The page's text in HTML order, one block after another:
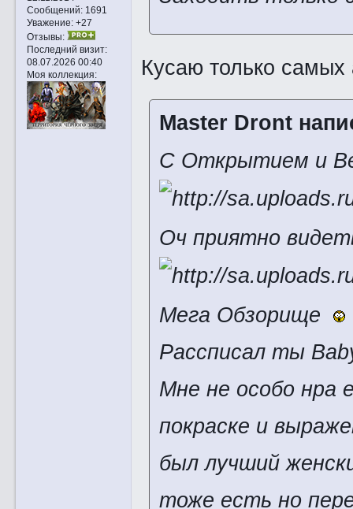
Сообщений:1691
Уважение: +27
Отзывы:
Последний визит:
08.07.2026 00:40
Моя коллекция:
Кусаю только
Master Dront
С Открытием и
Оч приятно
Мега Обзорище
Рассписал ты
Мне не особо нра
покраске и
был лучший
тоже есть но